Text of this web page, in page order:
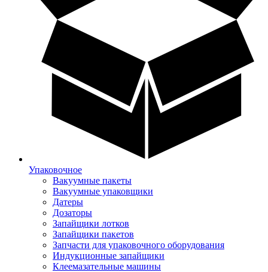
Упаковочное
Вакуумные пакеты
Вакуумные упаковщики
Датеры
Дозаторы
Запайщики лотков
Запайщики пакетов
Запчасти для упаковочного оборудования
Индукционные запайщики
Клеемазательные машины